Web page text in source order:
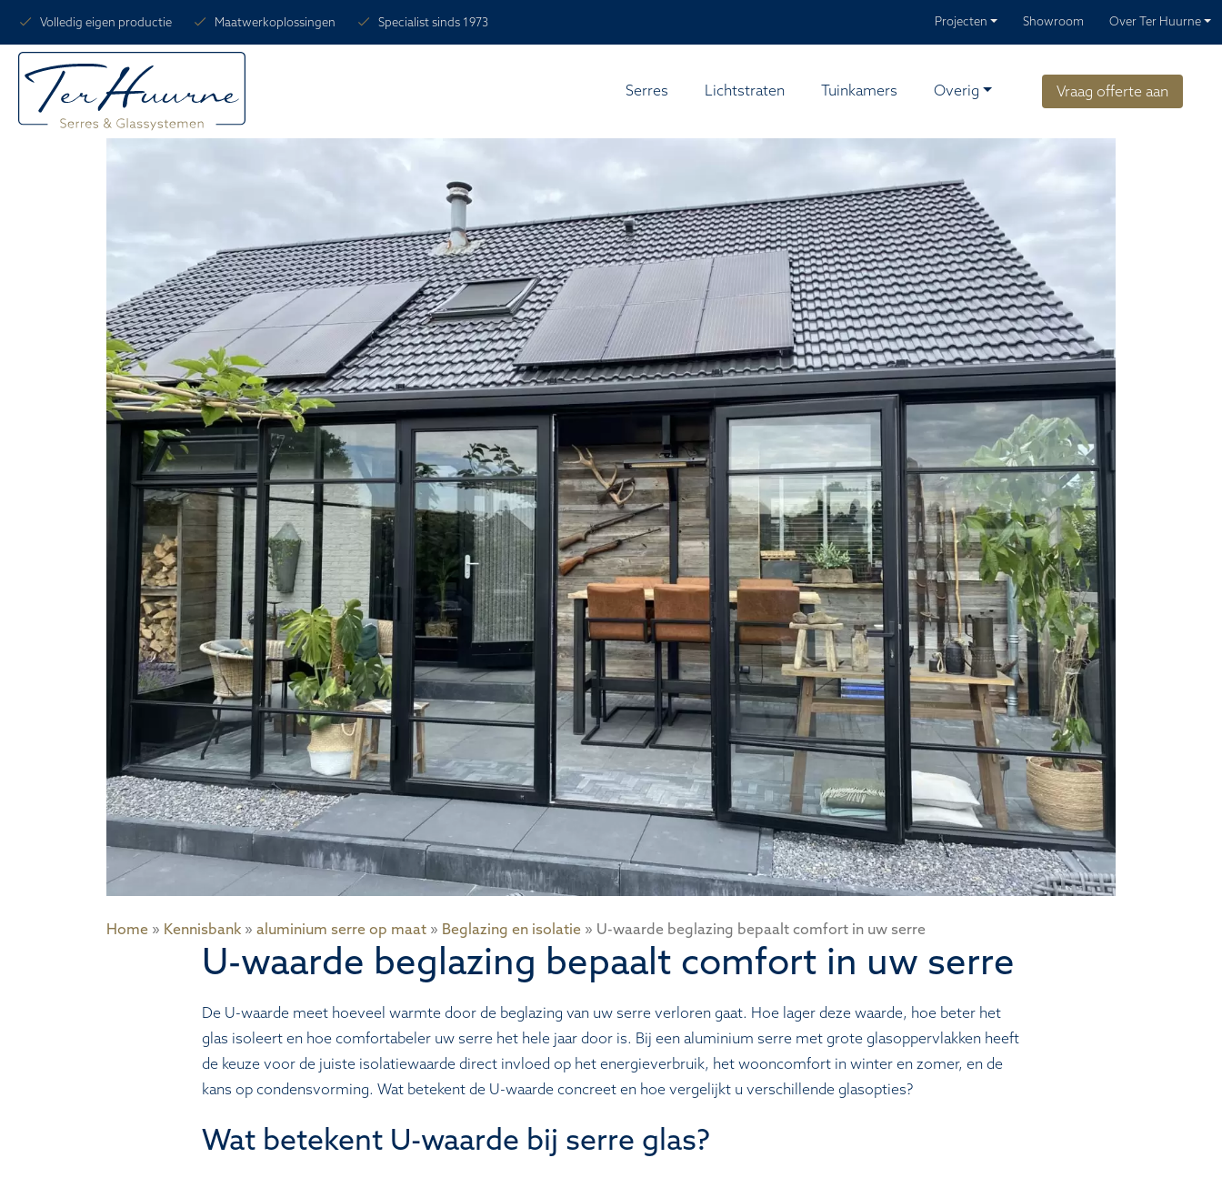
Volledig eigen productie Maatwerkoplossingen Specialist sinds 1973 Projecten Showroom Over Ter Huurne
Serres Lichtstraten Tuinkamers Overig Vraag offerte aan
Home » Kennisbank » aluminium serre op maat » Beglazing en isolatie » U-waarde beglazing bepaalt comfort in uw serre
U-waarde beglazing bepaalt comfort in uw serre
De U-waarde meet hoeveel warmte door de beglazing van uw serre verloren gaat. Hoe lager deze waarde, hoe beter het
glas isoleert en hoe comfortabeler uw serre het hele jaar door is. Bij een aluminium serre met grote glasoppervlakken heeft
de keuze voor de juiste isolatiewaarde direct invloed op het energieverbruik, het wooncomfort in winter en zomer, en de
kans op condensvorming. Wat betekent de U-waarde concreet en hoe vergelijkt u verschillende glasopties?
Wat betekent U-waarde bij serre glas?